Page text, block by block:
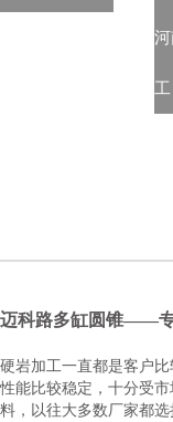
工
迈科路多缸圆锥——专
硬岩加工一直都是客户
性能比较稳定，十分受
料，以往大多数厂家都